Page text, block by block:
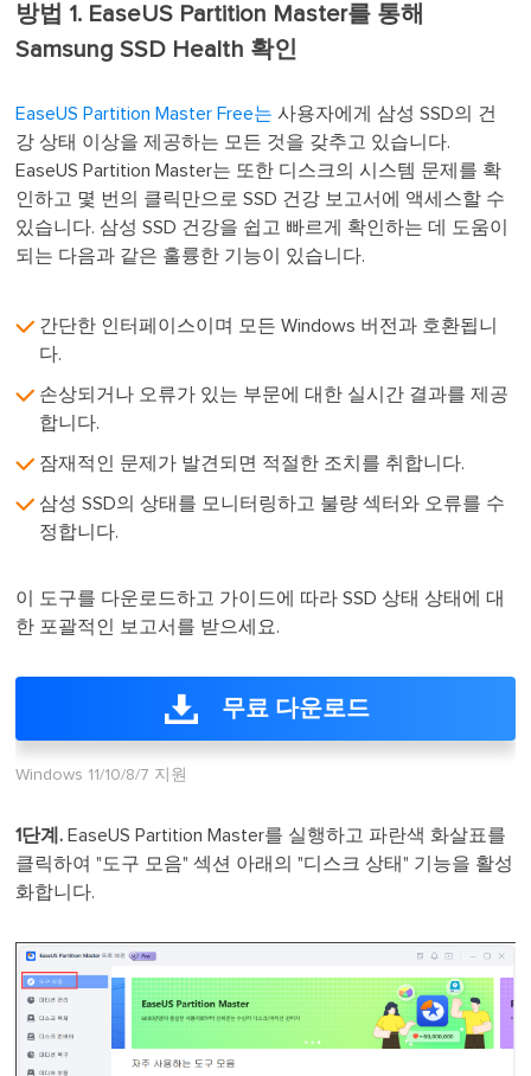
방법 1. EaseUS Partition Master를 통해
Samsung SSD Health 확인
EaseUS Partition Master Free는 사용자에게 삼성 SSD의 건
강 상태 이상을 제공하는 모든 것을 갖추고 있습니다.
EaseUS Partition Master는 또한 디스크의 시스템 문제를 확
인하고 몇 번의 클릭만으로 SSD 건강 보고서에 액세스할 수
있습니다. 삼성 SSD 건강을 쉽고 빠르게 확인하는 데 도움이
되는 다음과 같은 훌륭한 기능이 있습니다.
간단한 인터페이스이며 모든 Windows 버전과 호환됩니
다.
손상되거나 오류가 있는 부문에 대한 실시간 결과를 제공
합니다.
잠재적인 문제가 발견되면 적절한 조치를 취합니다.
삼성 SSD의 상태를 모니터링하고 불량 섹터와 오류를 수
정합니다.
이 도구를 다운로드하고 가이드에 따라 SSD 상태 상태에 대
한 포괄적인 보고서를 받으세요.
무료 다운로드
Windows 11/10/8/7 지원
1단계. EaseUS Partition Master를 실행하고 파란색 화살표를
클릭하여 "도구 모음" 섹션 아래의 "디스크 상태" 기능을 활성
화합니다.